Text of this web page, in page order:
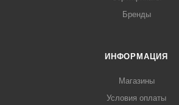
Бренды
ИНФОРМАЦИЯ
Магазины
Условия оплаты